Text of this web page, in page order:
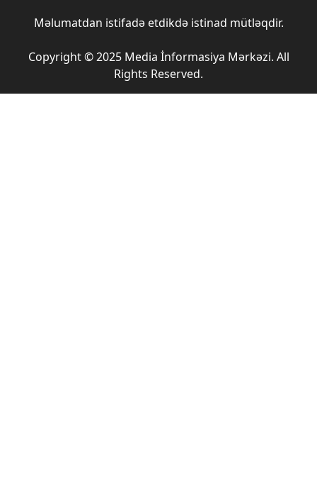
Məlumatdan istifadə etdikdə istinad mütləqdir.
Copyright © 2025 Media İnformasiya Mərkəzi. All
Rights Reserved.